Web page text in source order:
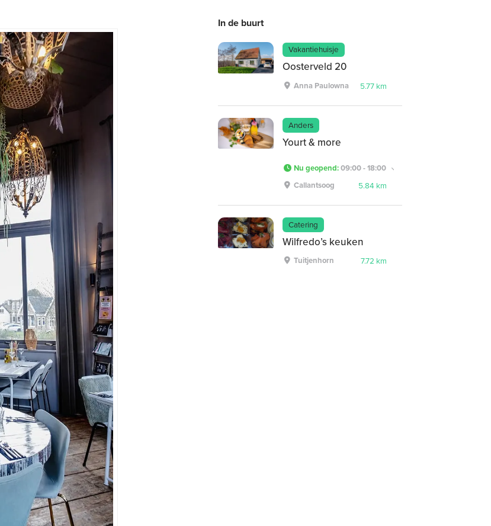
In de buurt
Vakantiehuisje
Oosterveld 20
Anna Paulowna 5.77 km
Anders
Yourt & more
Nu geopend:09:00 - 18:00
Callantsoog
5.84 km
Catering
Wilfredo’s keuken
Tuitjenhorn 7.72 km